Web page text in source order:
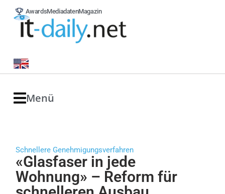
AwardsMediadatenMagazin
Menü
Schnellere Genehmigungsverfahren
«Glasfaser in jede
Wohnung» – Reform für